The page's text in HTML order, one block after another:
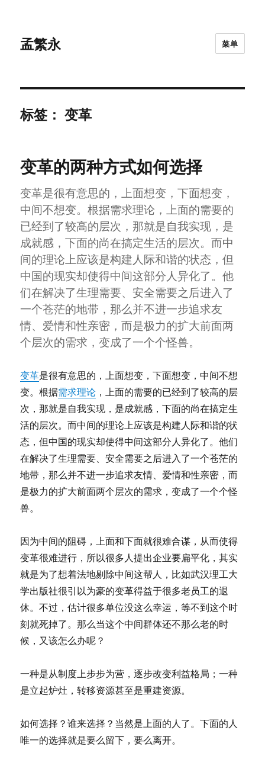
孟繁永 菜单
标签：变革
变革的两种方式如何选择
变革是很有意思的，上面想变，下面想变，
中间不想变。根据需求理论，上面的需要的
已经到了较高的层次，那就是自我实现，是
成就感，下面的尚在搞定生活的层次。而中
间的理论上应该是构建人际和谐的状态，但
中国的现实却使得中间这部分人异化了。他
们在解决了生理需要、安全需要之后进入了
一个苍茫的地带，那么并不进一步追求友
情、爱情和性亲密，而是极力的扩大前面两
个层次的需求，变成了一个个怪兽。
变革是很有意思的，上面想变，下面想变，中间不想
变。根据需求理论 ，上面的需要的已经到了较高的层
次，那就是自我实现，是成就感，下面的尚在搞定生
活的层次。而中间的理论上应该是构建人际和谐的状
态，但中国的现实却使得中间这部分人异化了。他们
在解决了生理需要、安全需要之后进入了一个苍茫的
地带，那么并不进一步追求友情、爱情和性亲密，而
是极力的扩大前面两个层次的需求，变成了一个个怪
兽。
因为中间的阻碍，上面和下面就很难合谋，从而使得
变革很难进行，所以很多人提出企业要扁平化，其实
就是为了想着法地剔除中间这帮人，比如武汉理工大
学出版社很引以为豪的变革得益于很多老员工的退
休。不过，估计很多单位没这么幸运，等不到这个时
刻就死掉了。那么当这个中间群体还不那么老的时
候，又该怎么办呢？
一种是从制度上步步为营，逐步改变利益格局；一种
是立起炉灶，转移资源甚至是重建资源。
如何选择？谁来选择？当然是上面的人了。下面的人
唯一的选择就是要么留下，要么离开。